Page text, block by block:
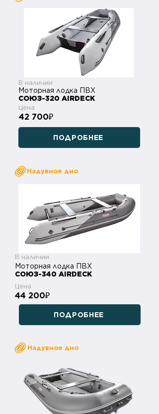
В наличии
Моторная лодка ПВХ
СОЮЗ-320 AIRDECK
Цена
42 700₽
ПОДРОБНЕЕ
Надувное дно
В наличии
Моторная лодка ПВХ
СОЮЗ-340 AIRDECK
Цена
44 200₽
ПОДРОБНЕЕ
Надувное дно